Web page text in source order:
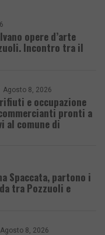
opere d’arte
Incontro tra il
Agosto 8, 2026
e occupazione
pronti a
al comune di
Spaccata, partono i
tra Pozzuoli e
Agosto 8, 2026